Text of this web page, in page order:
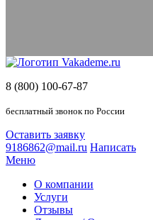
8 (800) 100-67-87
бесплатный звонок по России
Оставить заявку
9186862@mail.ru Написать
Меню
О компании
Услуги
Отзывы